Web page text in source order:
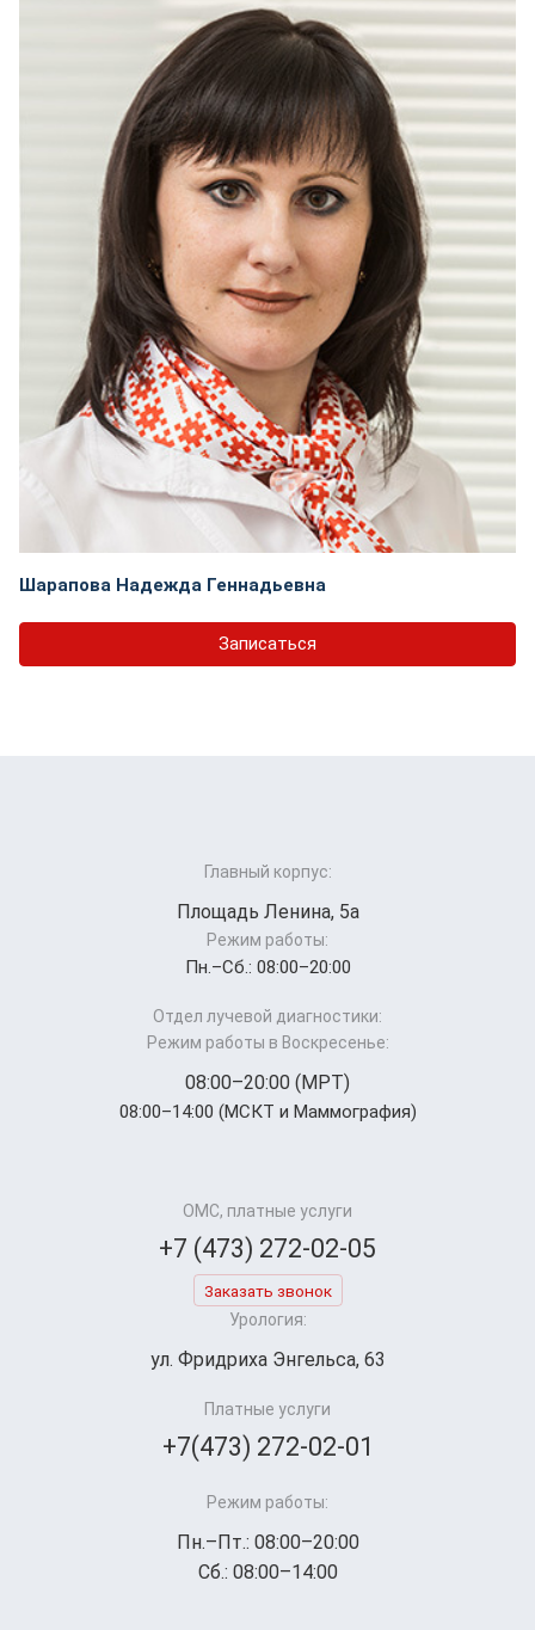
Шарапова Надежда Геннадьевна
Записаться
Главный корпус:
Площадь Ленина, 5а
Режим работы:
Пн.–Cб.: 08:00–20:00
Отдел лучевой диагностики:
Режим работы в Воскресенье:
08:00–20:00 (МРТ)
08:00–14:00 (МСКТ и Маммография)
ОМС, платные услуги
+7 (473) 272-02-05
Заказать звонок
Урология:
ул. Фридриха Энгельса, 63
Платные услуги
+7(473) 272-02-01
Режим работы:
Пн.–Пт.: 08:00–20:00
Сб.: 08:00–14:00